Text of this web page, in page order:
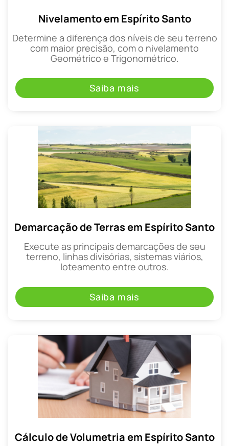
Nivelamento em Espírito Santo
Determine a diferença dos níveis de seu terreno
com maior precisão, com o nivelamento
Geométrico e Trigonométrico.
Saiba mais
Demarcação de Terras em Espírito Santo
Execute as principais demarcações de seu
terreno, linhas divisórias, sistemas viários,
loteamento entre outros.
Saiba mais
Cálculo de Volumetria em Espírito Santo